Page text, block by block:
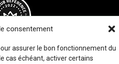
consentement
assurer le bon fonctionnement du
cas échéant, activer certains